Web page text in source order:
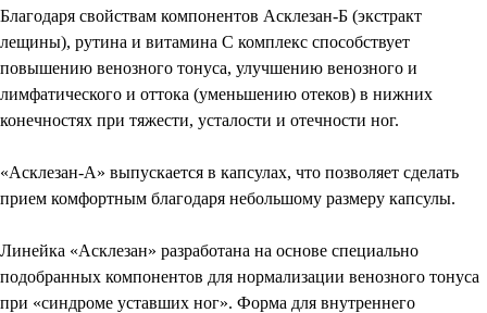
Благодаря свойствам компонентов Асклезан-Б (экстракт
лещины), рутина и витамина С комплекс способствует
повышению венозного тонуса, улучшению венозного и
лимфатического и оттока (уменьшению отеков) в нижних
конечностях при тяжести, усталости и отечности ног.
«Асклезан-А» выпускается в капсулах, что позволяет сделать
прием комфортным благодаря небольшому размеру капсулы.
Линейка «Асклезан» разработана на основе специально
подобранных компонентов для нормализации венозного тонуса
при «синдроме уставших ног». Форма для внутреннего